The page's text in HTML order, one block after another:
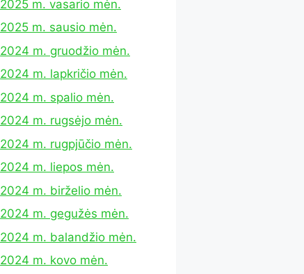
2025 m. vasario mėn.
2025 m. sausio mėn.
2024 m. gruodžio mėn.
2024 m. lapkričio mėn.
2024 m. spalio mėn.
2024 m. rugsėjo mėn.
2024 m. rugpjūčio mėn.
2024 m. liepos mėn.
2024 m. birželio mėn.
2024 m. gegužės mėn.
2024 m. balandžio mėn.
2024 m. kovo mėn.